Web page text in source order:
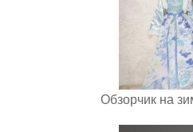
Обзорчик на